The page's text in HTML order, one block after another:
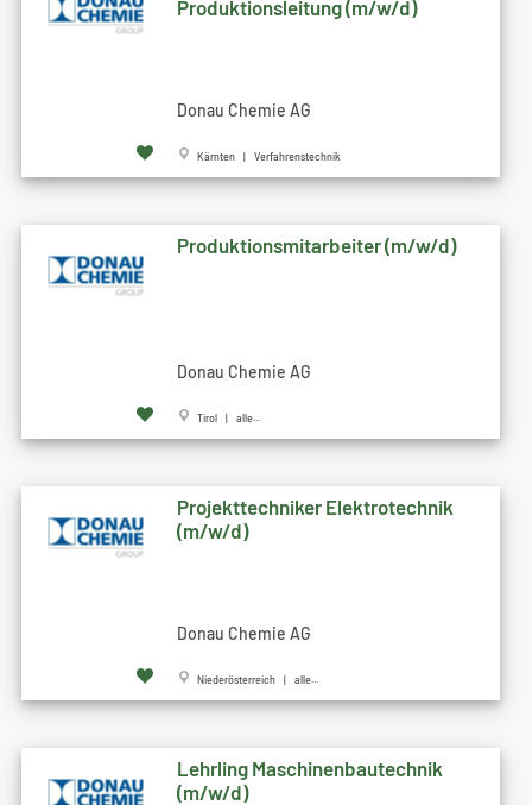
Produktionsleitung (m/w/d)
Donau Chemie AG
Kärnten | Verfahrenstechnik
Produktionsmitarbeiter (m/w/d)
Donau Chemie AG
Tirol | alle...
Projekttechniker Elektrotechnik
(m/w/d)
Donau Chemie AG
Niederösterreich | alle...
Lehrling Maschinenbautechnik
(m/w/d)